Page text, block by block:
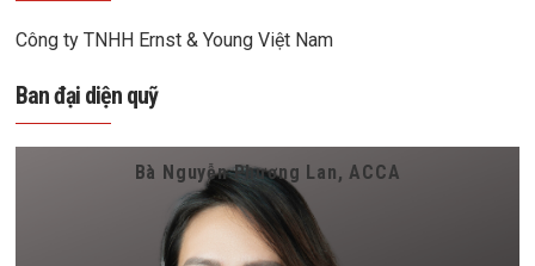
Công ty TNHH Ernst & Young Việt Nam
Ban đại diện quỹ
Bà Nguyễn Phương Lan, ACCA